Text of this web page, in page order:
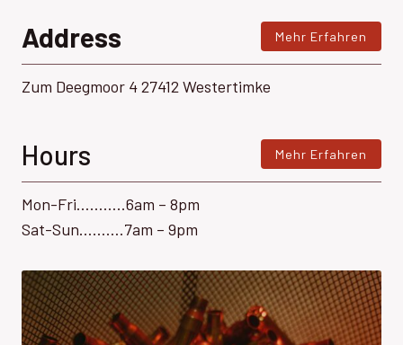
Address Mehr Erfahren
Zum Deegmoor 4 27412 Westertimke
Hours Mehr Erfahren
Mon-Fri………..6am – 8pm
Sat-Sun……….7am – 9pm